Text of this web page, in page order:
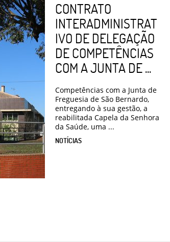
CONTRATO
INTERADMINISTRAT
IVO DE DELEGAÇÃO
DE COMPETÊNCIAS
COM A JUNTA DE ...
Competências com a Junta de
Freguesia de São Bernardo,
entregando à sua gestão, a
reabilitada Capela da Senhora
da Saúde, uma ...
NOTÍCIAS